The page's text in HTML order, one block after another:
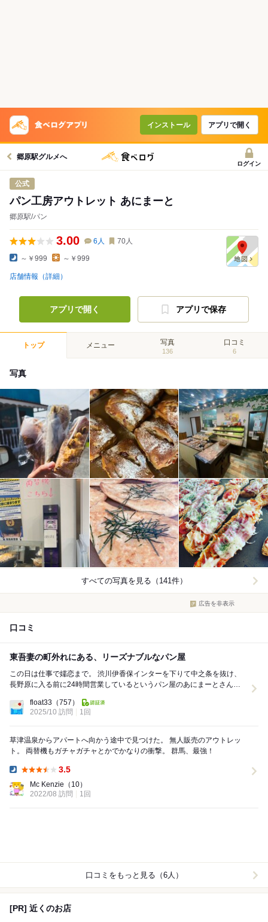
インストール アプリで開く
郷原駅グルメへ
ログイン
公式
パン工房アウトレット あにまーと
郷原駅/パン
3.00 6 人 70人
～￥999 ～￥999
店舗情報（詳細）
アプリで開く アプリで保存
トップ メニュー 写真
136
口コミ
6
写真
すべての写真を見る（141件）
広告を非表示
口コミ
東吾妻の町外れにある、リーズナブルなパン屋
この日は仕事で嬬恋まで。 渋川伊香保インターを下りて中之条を抜け、
長野原に入る前に24時間営業しているというパン屋のあにまーとさん
float33 （757）
2025/10 訪問
1回
草津温泉からアパートへ向かう途中で見つけた。 無人販売のアウトレッ
ト。 両替機もガチャガチャとかでかなりの衝撃。 群馬、最強！
3.5
Mc Kenzie （10）
2022/08 訪問
1回
口コミをもっと見る（6人）
[PR] 近くのお店